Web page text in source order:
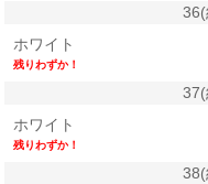
ホワイト
残りわずか！
ホワイト
残りわずか！